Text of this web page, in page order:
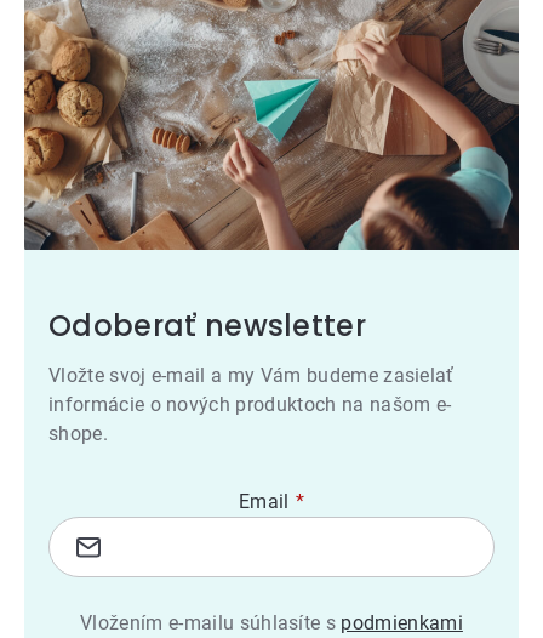
Odoberať newsletter
Vložte svoj e-mail a my Vám budeme zasielať
informácie o nových produktoch na našom e-
shope.
Email
Vložením e-mailu súhlasíte s podmienkami